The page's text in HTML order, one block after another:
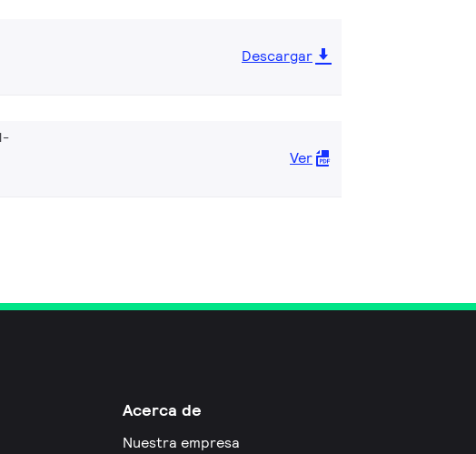
Descargar
Ver
Acerca de
Nuestra empresa